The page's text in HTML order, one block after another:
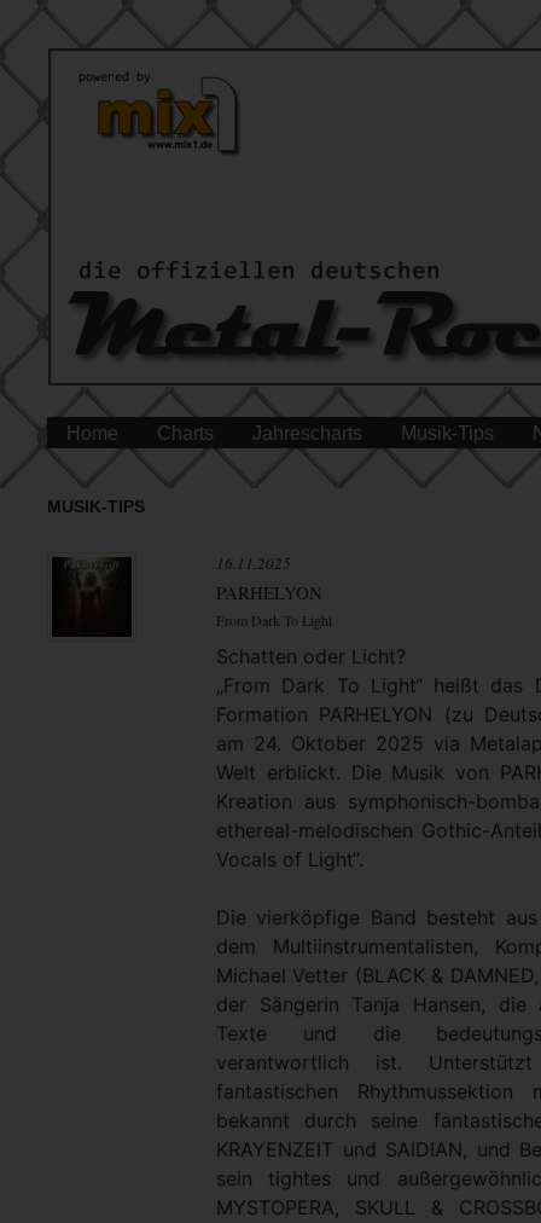
Home Charts Jahrescharts Musik-Tips
MUSIK-TIPS
16.11.2025
PARHELYON
From Dark To Light
Schatten oder Licht?
„From Dark To Light“ heißt das
Formation PARHELYON (zu
am 24. Oktober 2025 via
Welt erblickt. Die Musik von
Kreation aus symphonisch-
ethereal-melodischen Gothic-
Vocals of Light“.
Die vierköpfige Band besteht
dem Multiinstrumentalisten,
Michael Vetter (BLACK &
der Sängerin Tanja Hansen,
Texte und die
verantwortlich ist.
fantastischen
bekannt durch seine
KRAYENZEIT und SAIDIAN, und
sein tightes und
MYSTOPERA, SKULL &